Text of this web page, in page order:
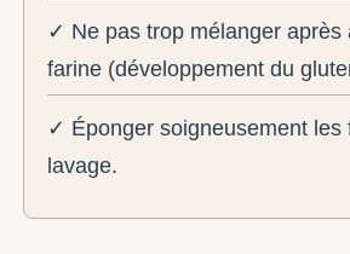
✓ Ne pas trop mélanger après
farine (développement du
✓ Éponger soigneusement les
lavage.